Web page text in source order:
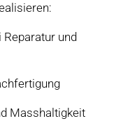
und
Masshaltigkeit